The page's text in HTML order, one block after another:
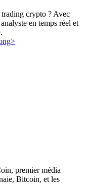
crypto ? Avec
en temps réel et
premier média
Bitcoin, et les